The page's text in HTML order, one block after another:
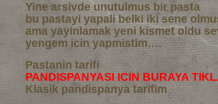
Yine arsivde unutulmus bir pasta
bu pastayi yapali belki iki sene
ama yayinlamak yeni kismet oldu
yengem icin yapmistim….
Pastanin tarifi
PANDISPANYASI ICIN BURAYA
Klasik pandispanya tarifim